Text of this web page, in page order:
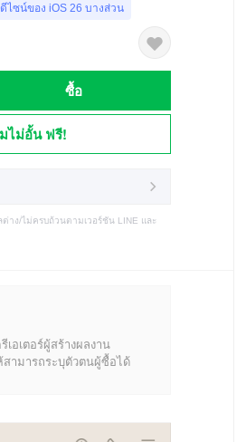
ไซน์ของ iOS 26 บางส่วน
ซื้อ
ไม่อั้น ฟรี!
าง/ไม่ครบถ้วนตามเวอร์ชัน LINE และ
อเตอร์ผู้สร้างผลงาน
ามารถระบุตัวตนผู้ซื้อได้